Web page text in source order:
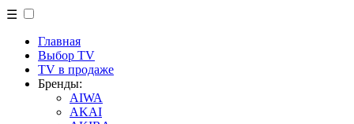
☰
Главная
Выбор TV
TV в продаже
Бренды:
AIWA
AKAI